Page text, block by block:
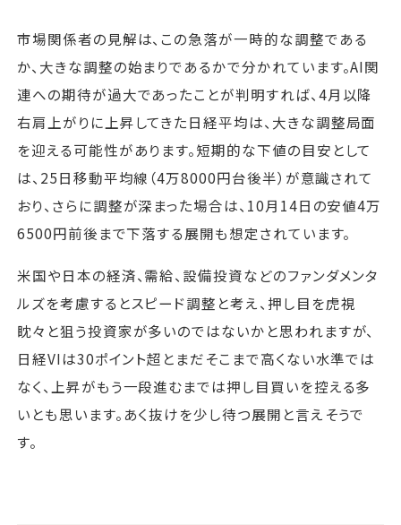
市場関係者の見解は、この急落が一時的な調整である
か、大きな調整の始まりであるかで分かれています。AI関
連への期待が過大であったことが判明すれば、4月以降
右肩上がりに上昇してきた日経平均は、大きな調整局面
を迎える可能性があります。短期的な下値の目安として
は、25日移動平均線（4万8000円台後半）が意識されて
おり、さらに調整が深まった場合は、10月14日の安値4万
6500円前後まで下落する展開も想定されています。
米国や日本の経済、需給、設備投資などのファンダメンタ
ルズを考慮するとスピード調整と考え、押し目を虎視
眈々と狙う投資家が多いのではないかと思われますが、
日経VIは30ポイント超とまだそこまで高くない水準では
なく、上昇がもう一段進むまでは押し目買いを控える多
いとも思います。あく抜けを少し待つ展開と言えそうで
す。